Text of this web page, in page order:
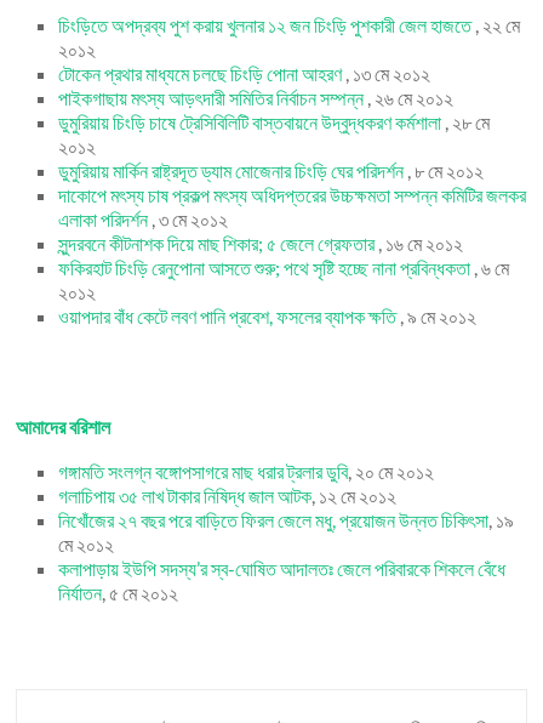
চিংড়িতে অপদ্রব্য পুশ করায় খুলনার ১২ জন চিংড়ি পুশকারী জেল হাজতে, ২২ মে
২০১২
টোকেন প্রথার মাধ্যমে চলছে চিংড়ি পোনা আহরণ, ১৩ মে ২০১২
পাইকগাছায় মৎস্য আড়ৎদারী সমিতির নির্বাচন সম্পন্ন, ২৬ মে ২০১২
ডুমুরিয়ায় চিংড়ি চাষে ট্রেসিবিলিটি বাস্তবায়নে উদ্বুদ্ধকরণ কর্মশালা , ২৮ মে
২০১২
ডুমুরিয়ায় মার্কিন রাষ্ট্রদূত ড্যাম মোজেনার চিংড়ি ঘের পরিদর্শন, ৮ মে ২০১২
দাকোপে মৎস্য চাষ প্রকল্প মৎস্য অধিদপ্তরের উচ্চক্ষমতা সম্পন্ন কমিটির জলকর
এলাকা পরিদর্শন, ৩ মে ২০১২
সুন্দরবনে কীটনাশক দিয়ে মাছ শিকার; ৫ জেলে গ্রেফতার, ১৬ মে ২০১২
ফকিরহাট চিংড়ি রেনুপোনা আসতে শুরু; পথে সৃষ্টি হচ্ছে নানা প্রবিন্ধকতা , ৬ মে
২০১২
ওয়াপদার বাঁধ কেটে লবণ পানি প্রবেশ, ফসলের ব্যাপক ক্ষতি, ৯ মে ২০১২
আমাদের বরিশাল
গঙ্গামতি সংলগ্ন বঙ্গোপসাগরে মাছ ধরার ট্রলার ডুবি, ২০ মে ২০১২
গলাচিপায় ৩৫ লাখ টাকার নিষিদ্ধ জাল আটক, ১২ মে ২০১২
নিখোঁজের ২৭ বছর পরে বাড়িতে ফিরল জেলে মধু, প্রয়োজন উন্নত চিকিৎসা, ১৯
মে ২০১২
কলাপাড়ায় ইউপি সদস্য’র স্ব-ঘোষিত আদালতঃ জেলে পরিবারকে শিকলে বেঁধে
নির্যাতন, ৫ মে ২০১২